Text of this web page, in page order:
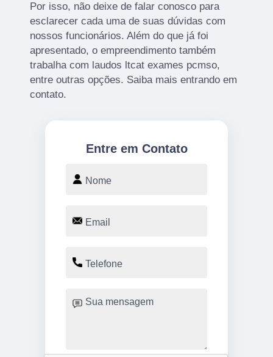
Por isso, não deixe de falar conosco para
esclarecer cada uma de suas dúvidas com
nossos funcionários. Além do que já foi
apresentado, o empreendimento também
trabalha com laudos ltcat exames pcmso,
entre outras opções. Saiba mais entrando em
contato.
Entre em Contato